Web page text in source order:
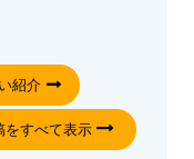
紹介
をすべて表示